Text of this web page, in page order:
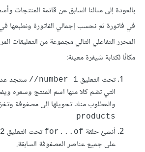
بالعودة إلى مثالنا السابق عن قائمة المنتجات
في فاتورة ثم نحسب إجمالي الفاتورة
المحرر التفاعلي التالي مجموعة من التعليقات
مكانًا لكتابة شيفرة معينة:
تحت التعليق number 1//
ستجد
التي تضم كلا منها اسم المنتج وسعره
والمطلوب منك تحويلها إلى مصفوفة
products
أنشئ حلقة for...of تحت التعليق
على جميع عناصر المصفوفة السابقة.